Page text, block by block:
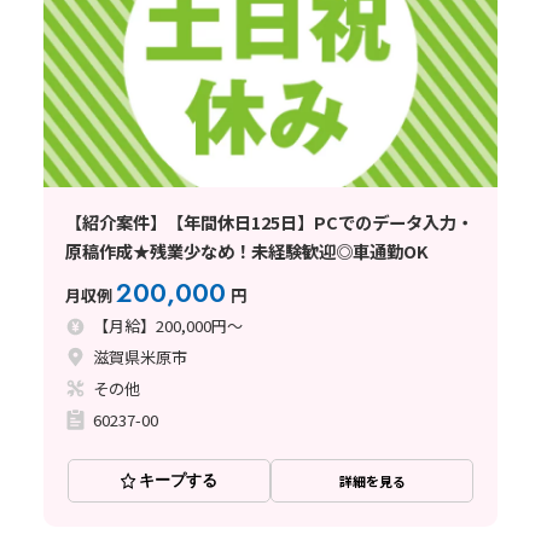
【紹介案件】【年間休日125日】PCでのデータ入力・
原稿作成★残業少なめ！未経験歓迎◎車通勤OK
月収例200,000 円
【月給】200,000円～
滋賀県米原市
その他
60237-00
キープする 詳細を見る